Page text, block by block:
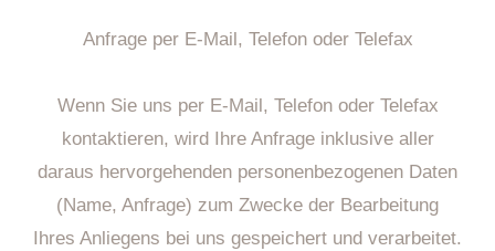
Anfrage per E-Mail, Telefon oder Telefax
Wenn Sie uns per E-Mail, Telefon oder Telefax
kontaktieren, wird Ihre Anfrage inklusive aller
daraus hervorgehenden personenbezogenen Daten
(Name, Anfrage) zum Zwecke der Bearbeitung
Ihres Anliegens bei uns gespeichert und verarbeitet.